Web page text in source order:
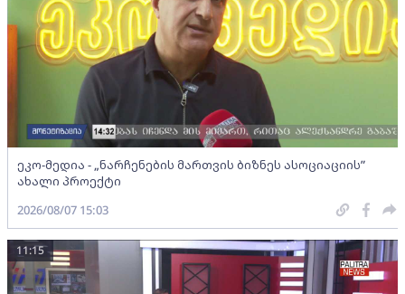
ეკო-მედია - „ნარჩენების მართვის ბიზნეს ასოციაციის”
ახალი პროექტი
2026/08/07 15:03
11:15